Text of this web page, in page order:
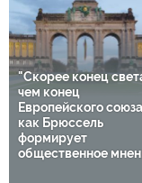
"Скорее конец
чем конец
Европейского
как Брюссель
формирует
общественное